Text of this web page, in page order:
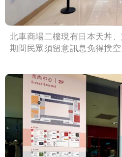
北車商場二樓現有日本天丼
期間民眾須留意訊息免得撲